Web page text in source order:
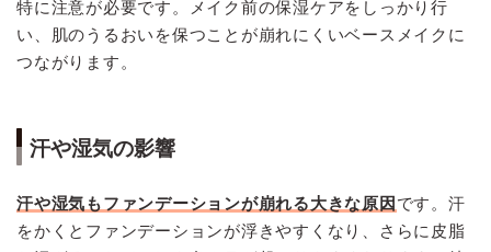
特に注意が必要です。メイク前の保湿ケアをしっかり行
い、肌のうるおいを保つことが崩れにくいベースメイクに
つながります。
汗や湿気の影響
汗や湿気もファンデーションが崩れる大きな原因 です。汗
をかくとファンデーションが浮きやすくなり、さらに皮脂